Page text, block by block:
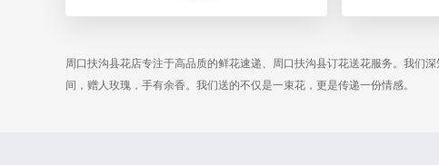
周口扶沟县花店专注于高品质的鲜花速递、周口扶沟县订花送花服务。我们
间，赠人玫瑰，手有余香。我们送的不仅是一束花，更是传递一份情感。